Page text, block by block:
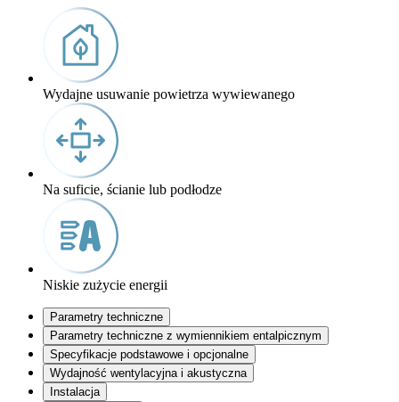
Wydajne usuwanie powietrza wywiewanego
Na suficie, ścianie lub podłodze
Niskie zużycie energii
Parametry techniczne
Parametry techniczne z wymiennikiem entalpicznym
Specyfikacje podstawowe i opcjonalne
Wydajność wentylacyjna i akustyczna
Instalacja